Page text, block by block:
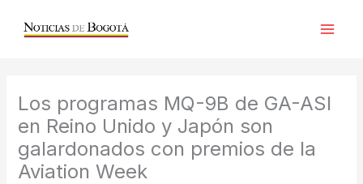
Los programas MQ-9B de GA-ASI
en Reino Unido y Japón son
galardonados con premios de la
Aviation Week